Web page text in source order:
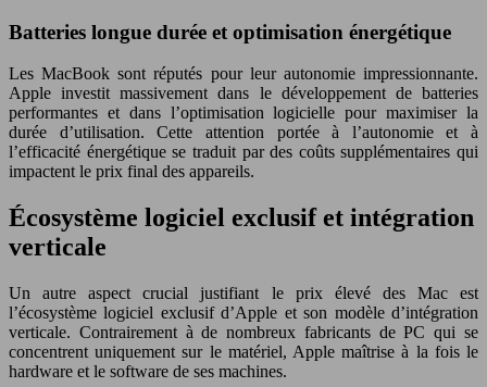
Batteries longue durée et optimisation énergétique
Les MacBook sont réputés pour leur autonomie impressionnante.
Apple investit massivement dans le développement de batteries
performantes et dans l’optimisation logicielle pour maximiser la
durée d’utilisation. Cette attention portée à l’autonomie et à
l’efficacité énergétique se traduit par des coûts supplémentaires qui
impactent le prix final des appareils.
Écosystème logiciel exclusif et intégration
verticale
Un autre aspect crucial justifiant le prix élevé des Mac est
l’écosystème logiciel exclusif d’Apple et son modèle d’intégration
verticale. Contrairement à de nombreux fabricants de PC qui se
concentrent uniquement sur le matériel, Apple maîtrise à la fois le
hardware et le software de ses machines.